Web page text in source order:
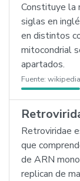
Constituye la
siglas en
en distintos
mitocondrial
apartados.
Fuente:
Retroviridae
que
de ARN
replican de